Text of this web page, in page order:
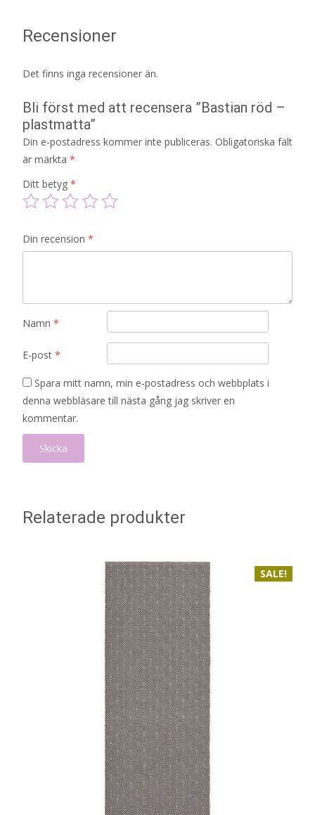
Recensioner
Det finns inga recensioner än.
Bli först med att recensera ”Bastian röd –
plastmatta”
Din e-postadress kommer inte publiceras. Obligatoriska fält
är märkta *
Ditt betyg *
Din recension *
Namn *
E-post *
Spara mitt namn, min e-postadress och webbplats i
denna webbläsare till nästa gång jag skriver en
kommentar.
Relaterade produkter
SALE!